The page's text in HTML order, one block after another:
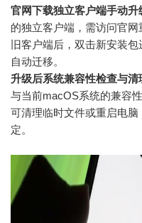
官网下载独立客户端手动升
的独立客户端，需访问官
旧客户端后，双击新安装
自动迁移。
升级后系统兼容性检查与清
与当前macOS系统的兼容
可清理临时文件或重启电脑
定。